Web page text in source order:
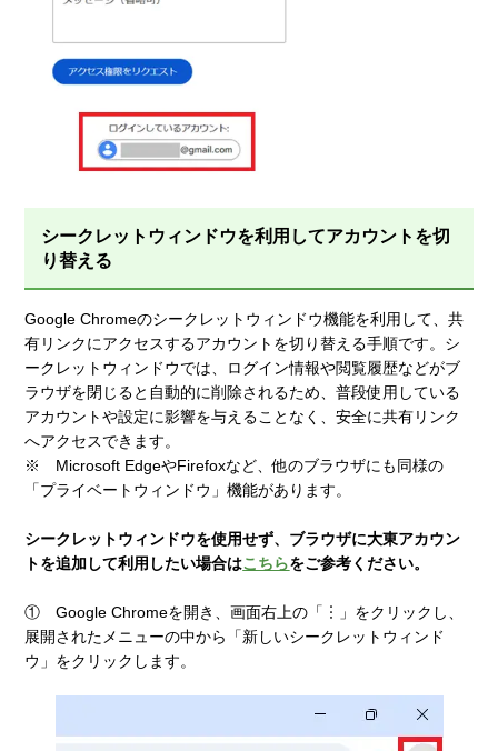
シークレットウィンドウを利用してアカウントを切
り替える
Google Chromeのシークレットウィンドウ機能を利用して、共
有リンクにアクセスするアカウントを切り替える手順です。シ
ークレットウィンドウでは、ログイン情報や閲覧履歴などがブ
ラウザを閉じると自動的に削除されるため、普段使用している
アカウントや設定に影響を与えることなく、安全に共有リンク
へアクセスできます。
※ Microsoft EdgeやFirefoxなど、他のブラウザにも同様の
「プライベートウィンドウ」機能があります。
シークレットウィンドウを使用せず、ブラウザに大東アカウン
トを追加して利用したい場合はこちらをご参考ください。
① Google Chromeを開き、画面右上の「︙」をクリックし、
展開されたメニューの中から「新しいシークレットウィンド
ウ」をクリックします。